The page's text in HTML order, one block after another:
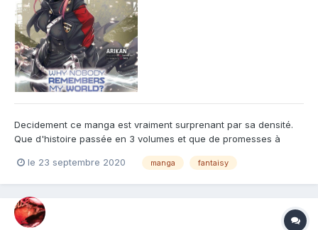
Decidement ce manga est vraiment surprenant par sa densité.
Que d'histoire passée en 3 volumes et que de promesses à
effet on avait eu peur, durant le tome 3, que la série soit courte
le 23 septembre 2020 manga fantaisy